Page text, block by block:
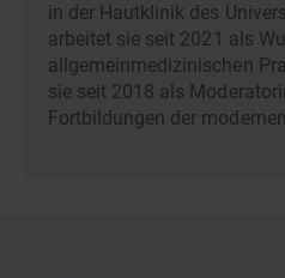
in der Hautklinik des
arbeitet sie seit 2021 als
allgemeinmedizinischen
sie seit 2018 als
Fortbildungen der